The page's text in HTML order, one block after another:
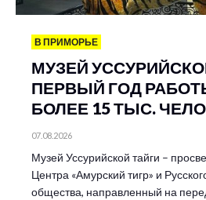
В ПРИМОРЬЕ
МУЗЕЙ
ПЕРВЫЙ ГОД
БОЛЕЕ 15 ТЫС.
07.08.2026
Музей Уссурийской тайги –
Центра «Амурский тигр» и
общества, направленный на